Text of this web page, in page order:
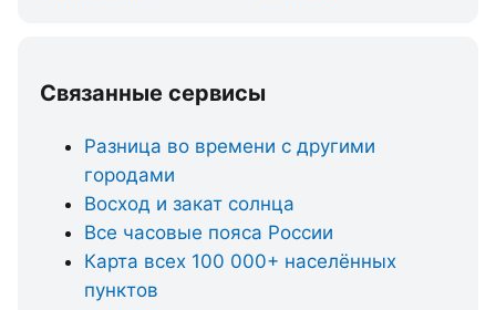
Связанные сервисы
Разница во времени с другими
городами
Восход и закат солнца
Все часовые пояса России
Карта всех 100 000+ населённых
пунктов